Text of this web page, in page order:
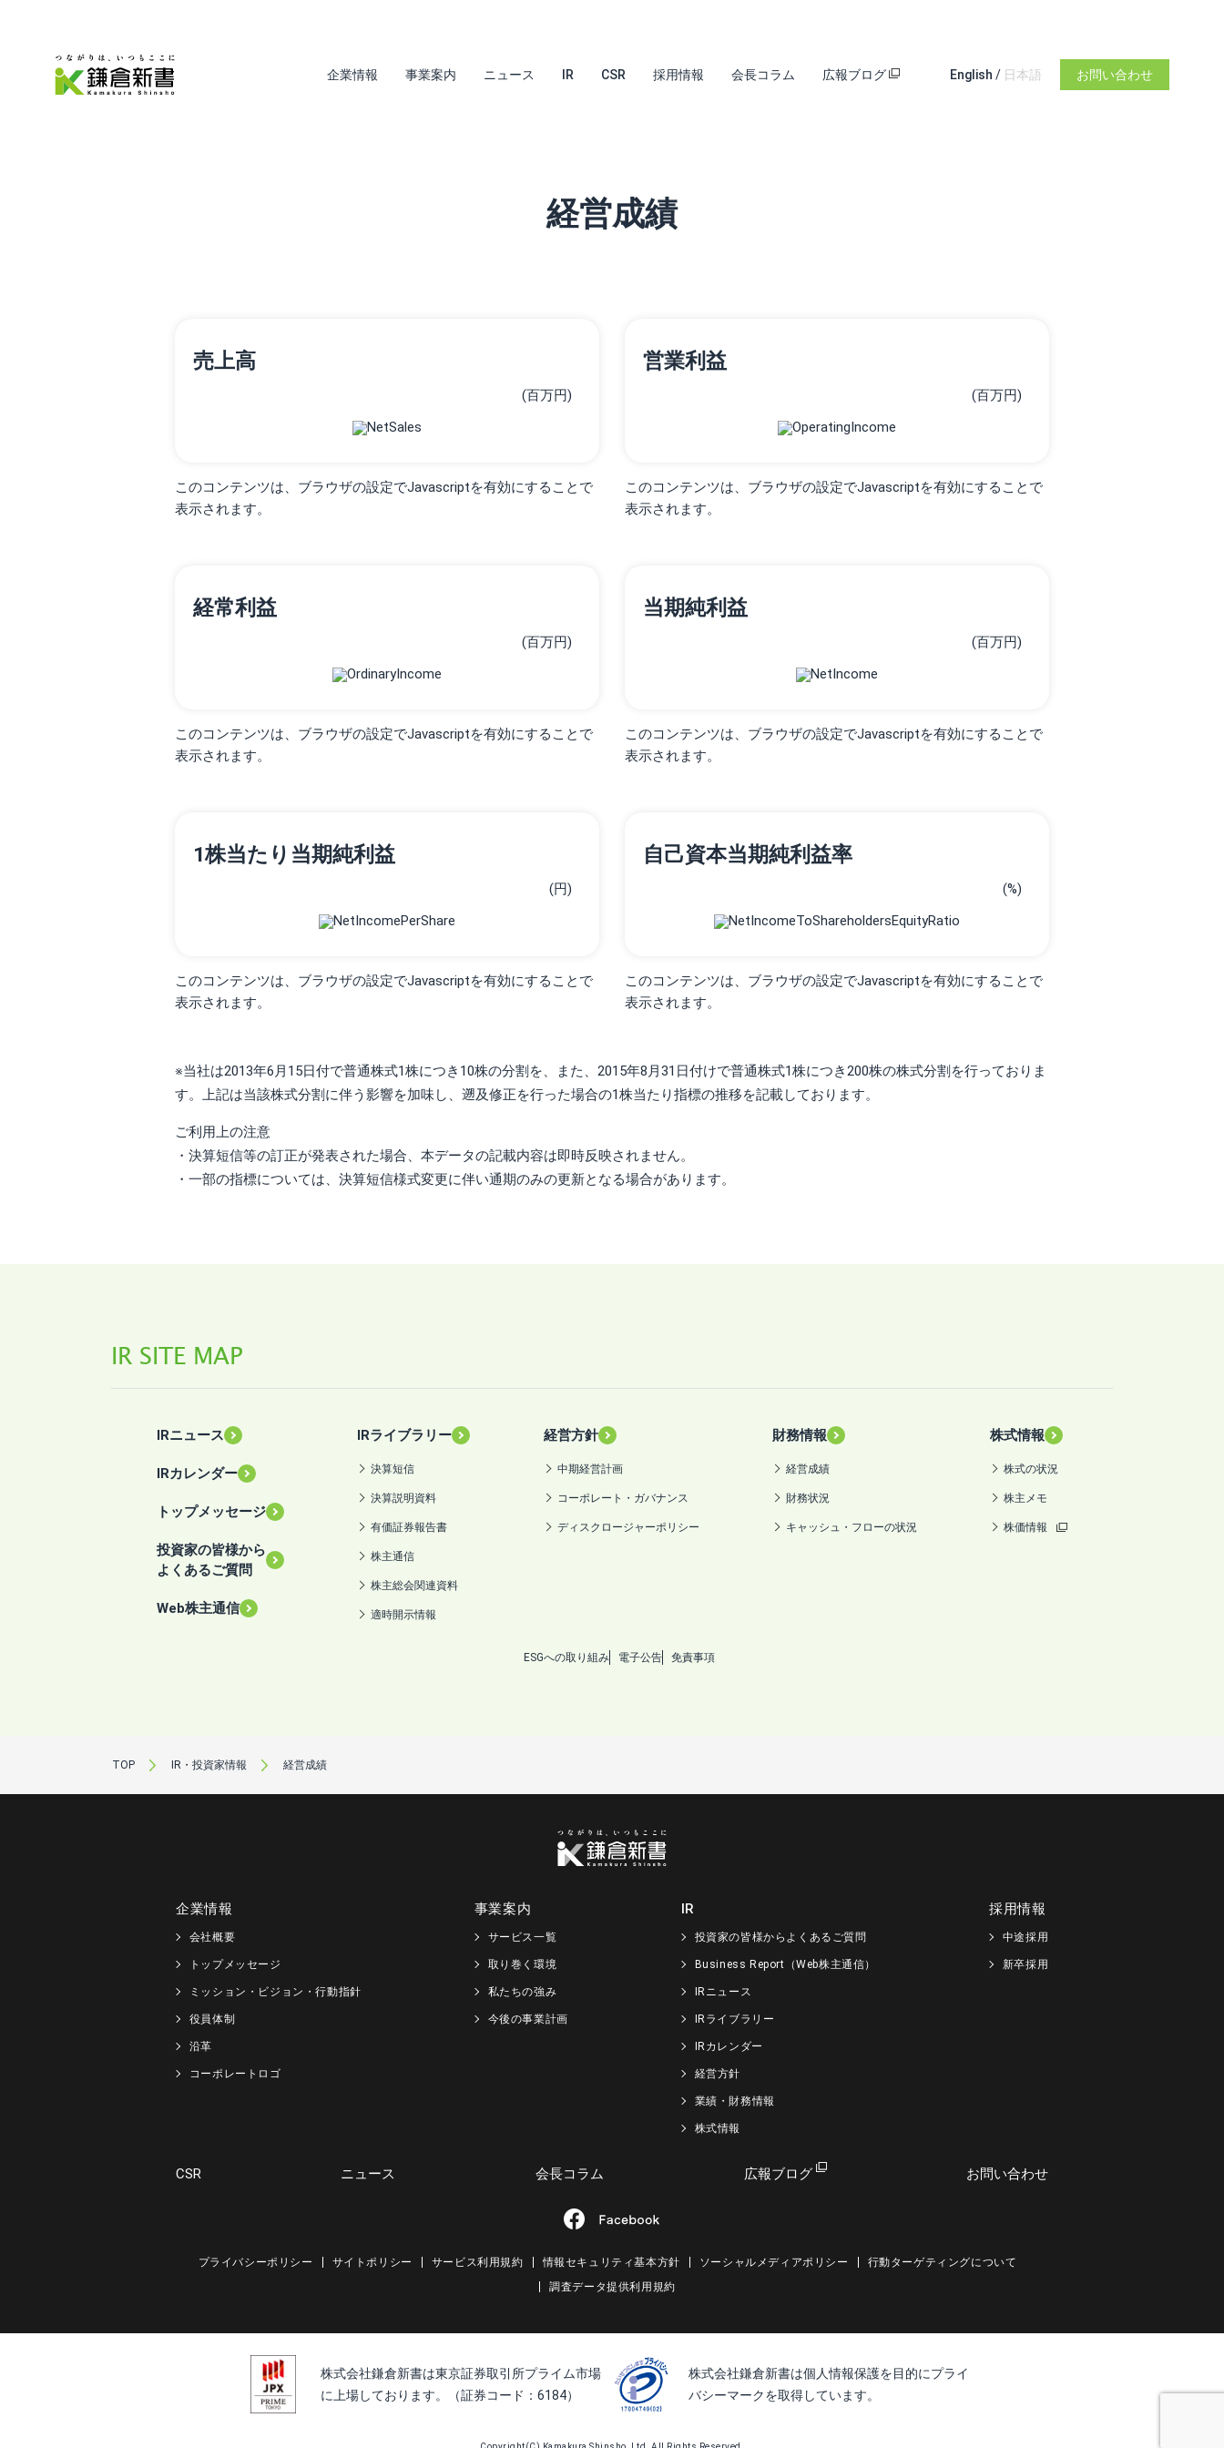
企業情報 事業案内 ニュース IR CSR 採用情報 会長コラム 広報ブログ English / 日本語 お問い合わせ
経営成績
売上高
(百万円)
このコンテンツは、ブラウザの設定でJavascriptを有効にすることで
表示されます。
営業利益
(百万円)
このコンテンツは、ブラウザの設定でJavascriptを有効にすることで
表示されます。
経常利益
(百万円)
このコンテンツは、ブラウザの設定でJavascriptを有効にすることで
表示されます。
当期純利益
(百万円)
このコンテンツは、ブラウザの設定でJavascriptを有効にすることで
表示されます。
1株当たり当期純利益
(円)
このコンテンツは、ブラウザの設定でJavascriptを有効にすることで
表示されます。
自己資本当期純利益率
(%)
このコンテンツは、ブラウザの設定でJavascriptを有効にすることで
表示されます。
※当社は2013年6月15日付で普通株式1株につき10株の分割を、また、2015年8月31日付けで普通株式1株につき200株の株式分割を行っておりま
す。上記は当該株式分割に伴う影響を加味し、遡及修正を行った場合の1株当たり指標の推移を記載しております。
ご利用上の注意
・決算短信等の訂正が発表された場合、本データの記載内容は即時反映されません。
・一部の指標については、決算短信様式変更に伴い通期のみの更新となる場合があります。
IR SITE MAP
IRニュース
IRカレンダー
トップメッセージ
投資家の皆様から
よくあるご質問
Web株主通信
IRライブラリー
決算短信
決算説明資料
有価証券報告書
株主通信
株主総会関連資料
適時開示情報
経営方針
中期経営計画
コーポレート・ガバナンス
ディスクロージャーポリシー
財務情報
経営成績
財務状況
キャッシュ・フローの状況
株式情報
株式の状況
株主メモ
株価情報
ESGへの取り組み 電子公告 免責事項
TOP IR・投資家情報 経営成績
企業情報
会社概要
トップメッセージ
ミッション・ビジョン・行動指針
役員体制
沿革
コーポレートロゴ
事業案内
サービス一覧
取り巻く環境
私たちの強み
今後の事業計画
IR
投資家の皆様からよくあるご質問
Business Report（Web株主通信）
IRニュース
IRライブラリー
IRカレンダー
経営方針
業績・財務情報
株式情報
採用情報
中途採用
新卒採用
CSR ニュース 会長コラム 広報ブログ お問い合わせ
プライバシーポリシー サイトポリシー サービス利用規約 情報セキュリティ基本方針 ソーシャルメディアポリシー
行動ターゲティングについて
調査データ提供利用規約
株式会社鎌倉新書は東京証券取引所プライム市場
に上場しております。（証券コード：6184）
株式会社鎌倉新書は個人情報保護を目的にプライ
バシーマークを取得しています。